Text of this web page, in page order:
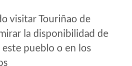
visitar Touriñao de
la disponibilidad de
pueblo o en los